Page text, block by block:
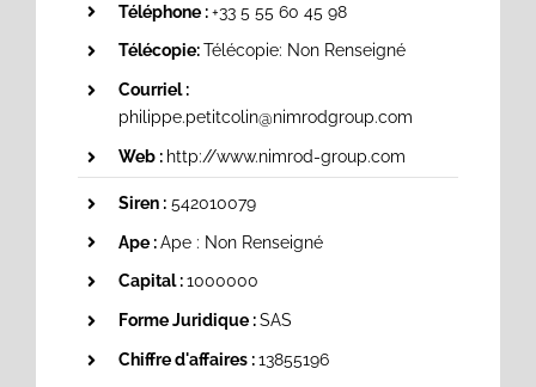
Téléphone :+33 5 55 60 45 98
Télécopie:Télécopie: Non Renseigné
Courriel :
philippe.petitcolin@nimrodgroup.com
Web : http://www.nimrod-group.com
Siren :542010079
Ape :Ape : Non Renseigné
Capital :1000000
Forme Juridique :SAS
Chiffre d'affaires :13855196